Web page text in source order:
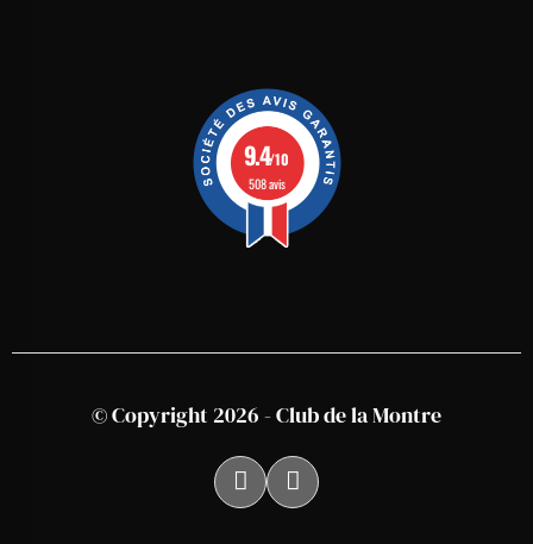
9.4/10
508 avis
© Copyright 2026 - Club de la Montre